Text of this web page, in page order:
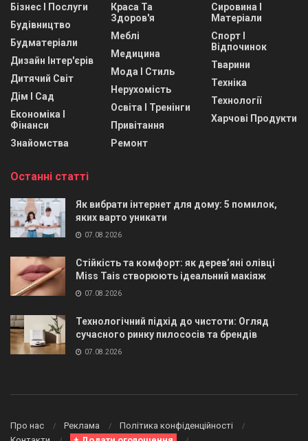
Бізнес І Послуги
Будівництво
Будматеріали
Дизайн Інтер'єрів
Дитячий Світ
Дім І Сад
Економіка І
Фінанси
Знайомства
Краса Та
Здоров'я
Меблі
Медицина
Мода І Стиль
Нерухомість
Освіта І Тренінги
Привітання
Ремонт
Сировина І
Матеріали
Спорт І
Відпочинок
Тварини
Техніка
Технології
Харчові Продукти
Останні статті
Як вибрати інтернет для дому: 5 помилок,
яких варто уникати
07.08.2026
Стійкість та комфорт: як дерев’яні олівці
Miss Tais створюють ідеальний макіяж
07.08.2026
Технологічний підхід до чистоти: Огляд
сучасного ринку пилососів та брендів
07.08.2026
Про нас Реклама
Політика конфіденційності